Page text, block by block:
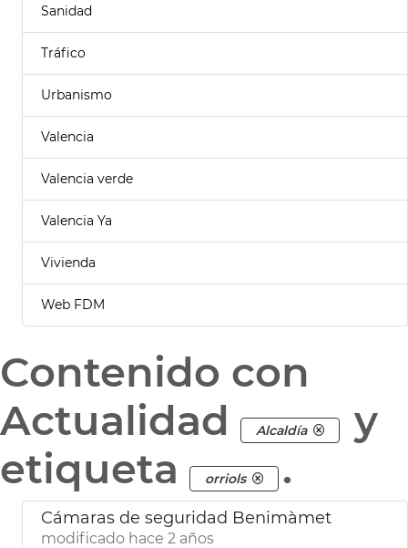
Sanidad
Tráfico
Urbanismo
Valencia
Valencia verde
Valencia Ya
Vivienda
Web FDM
Contenido con
Actualidad
Alcaldía
y
etiqueta
orriols .
Cámaras de seguridad Benimàmet
modificado hace 2 años